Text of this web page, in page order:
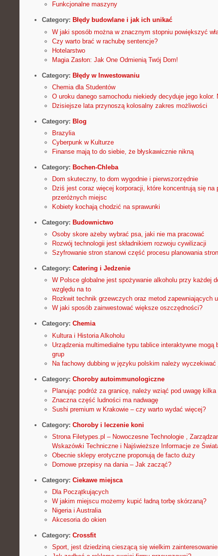
Funkcjonalne maszyny
Category: Błędy budowlane i jak ich unikać
W jaki sposób można w znacznym stopniu powiększyć
Czy warto brać w rachubę sentencje?
Hotelarstwo
Magia Zasłon: Jak One Odmienią Twój Dom!
Category: Błędy w Inwestowaniu
Chemia dla Studentów
O uroku danego samochodu niekiedy decyduje jego kolor.
Dzisiejsze lata przynoszą kolosalny zakres możliwości
Category: Blog
Brazylia
Cyberpunk w Kulturze
Finanse mają to do siebie, że błyskawicznie nikną
Category: Bochen-Chleba
Dom skuteczny, to dom wygodnie i pierwszorzędnie
Dziś jest coraz więcej korporacji, które koncentrują się na
przeróżnych miejsc
Kobiety kochają chodzić na sprawunki
Category: Budownictwo
Osoby skore ażeby wybrać psa, jaki nie ma pracować
Rozwój technologii jest składnikiem rozwoju cywilizacji
Szyfrowanie stron stanowi część procesu planowania
Category: Catering i Jedzenie
W Polsce globalne jest spożywanie alkoholu przy każdej
względu na to
Rozkwit technik grzewczych oraz metod zapewniających
W jaki sposób zainwestować większe oszczędności?
Category: Chemia
Kultura i Historia Alkoholu
Urządzenia multimedialne typu tablice interaktywne mogą
grup
Na fachowy dubbing w języku polskim należy wyczekiwać
Category: Choroby autoimmunologiczne
Planując podróż za granicę, należy wziąć pod uwagę kilka
Znaczna część ludności ma nadwagę
Sushi premium w Krakowie – czy warto wydać więcej?
Category: Choroby i leczenie koni
Strona Filetypes.pl – Nowoczesne Technologie ,
Wskazówki Techniczne i Najświeższe Informacje ze
Obecnie sklepy erotyczne proponują de facto duży
Domowe przepisy na dania – Jak zacząć?
Category: Ciekawe miejsca
Dla Początkujących
W jakim miejscu możemy kupić ładną torbę skórzaną?
Nigeria i Australia
Akcesoria do okien
Category: Crossfit
Sport, jest dziedziną cieszącą się wielkim